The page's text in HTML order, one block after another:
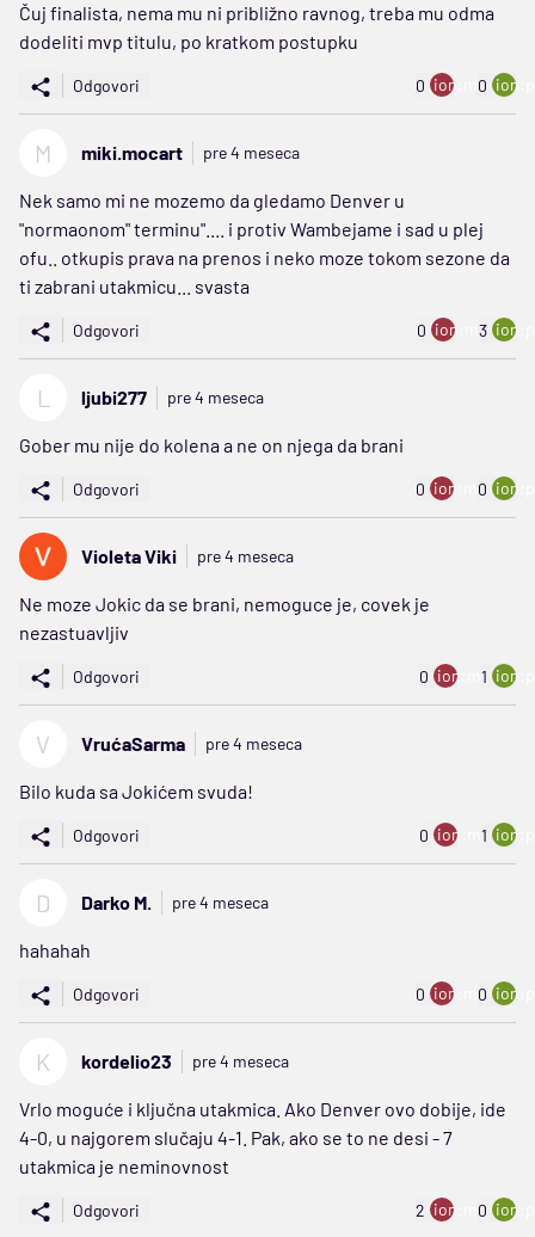
Čuj finalista, nema mu ni približno ravnog, treba mu odma
dodeliti mvp titulu, po kratkom postupku
Odgovori 0 ion:minus
0
M miki.mocart pre 4 meseca
Nek samo mi ne mozemo da gledamo Denver u
"normaonom" terminu".... i protiv Wambejame i sad u plej
ofu.. otkupis prava na prenos i neko moze tokom sezone da
ti zabrani utakmicu... svasta
Odgovori 0 ion:minus
3
L ljubi277 pre 4 meseca
Gober mu nije do kolena a ne on njega da brani
Odgovori 0 ion:minus
0
Violeta Viki pre 4 meseca
Ne moze Jokic da se brani, nemoguce je, covek je
nezastuavljiv
Odgovori 0 ion:minus
1
V VrućaSarma pre 4 meseca
Bilo kuda sa Jokićem svuda!
Odgovori 0 ion:minus
1
D Darko M. pre 4 meseca
hahahah
Odgovori 0 ion:minus
0
K kordelio23 pre 4 meseca
Vrlo moguće i ključna utakmica. Ako Denver ovo dobije, ide
4-0, u najgorem slučaju 4-1. Pak, ako se to ne desi - 7
utakmica je neminovnost
Odgovori 2 ion:minus
0